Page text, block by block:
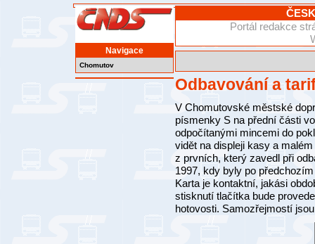
Navigace
Chomutov
Portál redakce
Odbavování a
V Chomutovské městské
písmenky S na přední části
odpočítanými mincemi do
vidět na displeji kasy a
z prvních, který zavedl při
1997, kdy byly po
Karta je kontaktní, jakási
stisknutí tlačítka bude
hotovosti. Samozřejmostí